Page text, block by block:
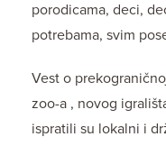
porodicama, deci,
potrebama, svim
Vest o
zoo-a , novog
ispratili su lokalni i